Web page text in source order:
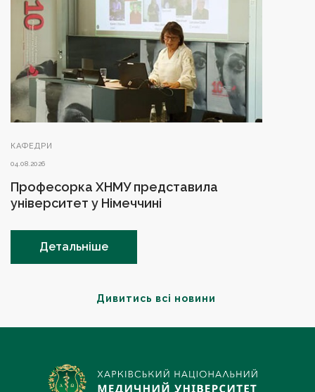
Дивитись всі новини
КАФЕДРИ
04.08.2026
Професорка ХНМУ представила
університет у Німеччині
Детальніше